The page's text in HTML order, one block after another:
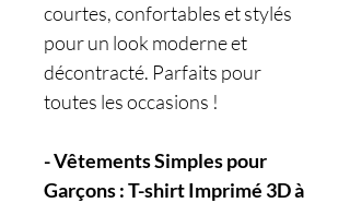
courtes, confortables et stylés
pour un look moderne et
décontracté. Parfaits pour
toutes les occasions !
- Vêtements Simples pour
Garçons : T-shirt Imprimé 3D à